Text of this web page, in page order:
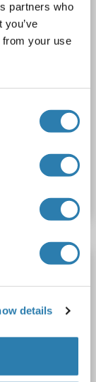
partners who
from your use
details